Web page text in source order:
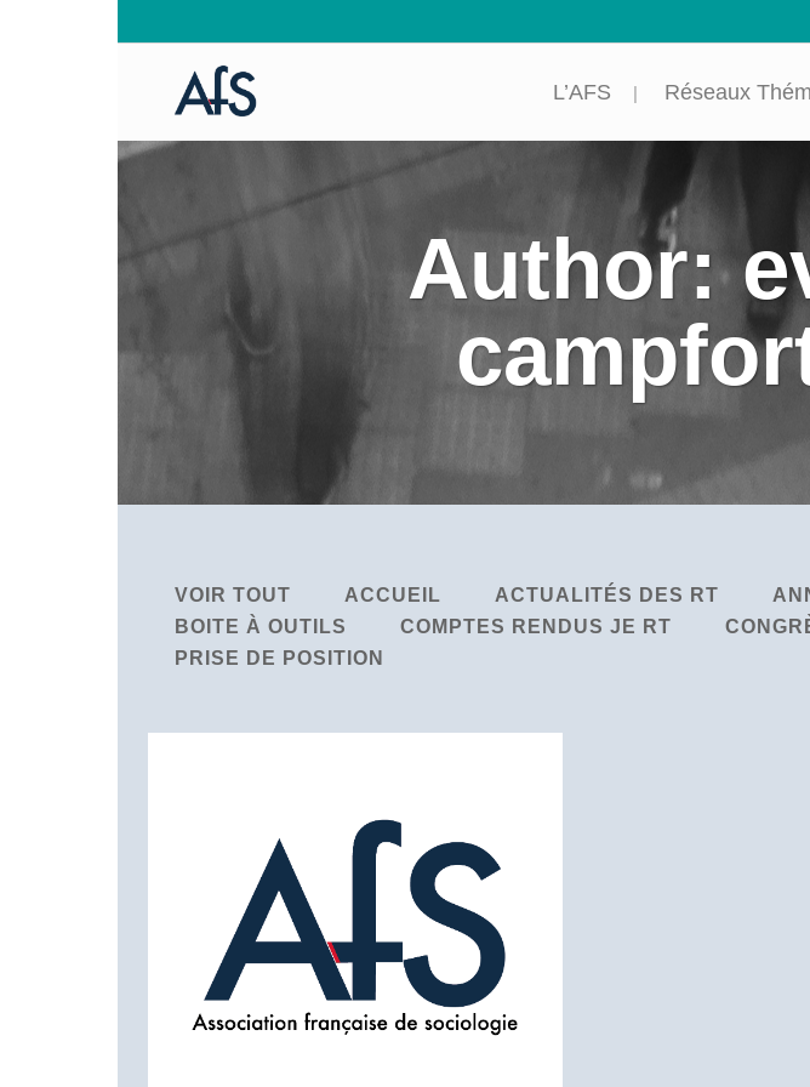
L’AFS Réseaux
Author:
VOIR TOUT ACCUEIL ACTUALITÉS DES RT
BOITE À OUTILS
COMPTES RENDUS JE RT
PRISE DE POSITION